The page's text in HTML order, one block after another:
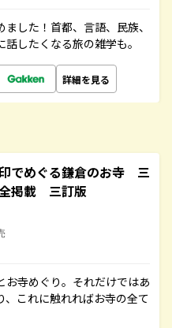
した！首都、言語、民族、
したくなる旅の雑学も。
詳細を見る
でめぐる鎌倉のお寺 三
掲載 三訂版
寺めぐり。それだけではあ
、これに触れればお寺の全て